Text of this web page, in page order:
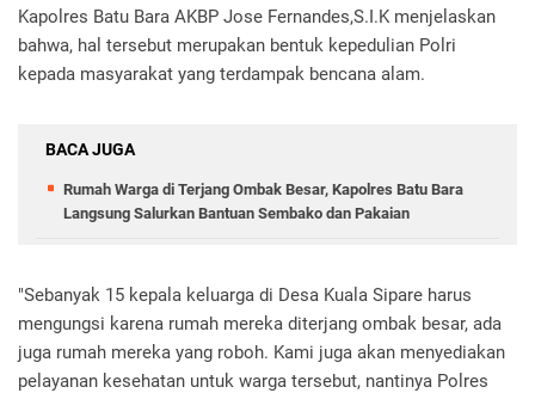
Kapolres Batu Bara AKBP Jose Fernandes,S.I.K menjelaskan
bahwa, hal tersebut merupakan bentuk kepedulian Polri
kepada masyarakat yang terdampak bencana alam.
BACA JUGA
Rumah Warga di Terjang Ombak Besar, Kapolres Batu Bara
Langsung Salurkan Bantuan Sembako dan Pakaian
"Sebanyak 15 kepala keluarga di Desa Kuala Sipare harus
mengungsi karena rumah mereka diterjang ombak besar, ada
juga rumah mereka yang roboh. Kami juga akan menyediakan
pelayanan kesehatan untuk warga tersebut, nantinya Polres